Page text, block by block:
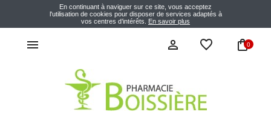
En continuant à naviguer sur ce site, vous acceptez
l'utilisation de cookies pour disposer de services adaptés à
vos centres d’intérêts. En savoir plus
0